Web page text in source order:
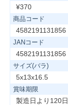
¥370
商品コード
4582191131856
JANコード
4582191131856
サイズ(バラ)
5x13x16.5
賞味期限
製造日より120日